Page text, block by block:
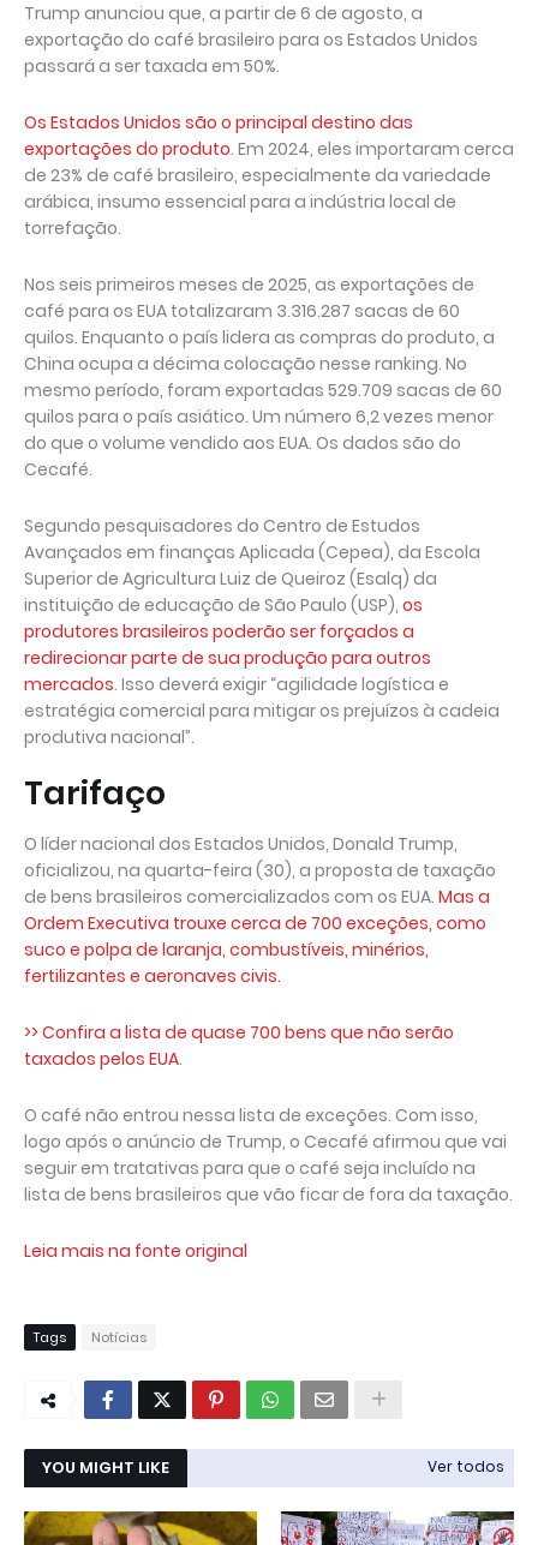
Trump anunciou que, a partir de 6 de agosto, a
exportação do café brasileiro para os Estados Unidos
passará a ser taxada em 50%.
Os Estados Unidos são o principal destino das
exportações do produto. Em 2024, eles importaram cerca
de 23% de café brasileiro, especialmente da variedade
arábica, insumo essencial para a indústria local de
torrefação.
Nos seis primeiros meses de 2025, as exportações de
café para os EUA totalizaram 3.316.287 sacas de 60
quilos. Enquanto o país lidera as compras do produto, a
China ocupa a décima colocação nesse ranking. No
mesmo período, foram exportadas 529.709 sacas de 60
quilos para o país asiático. Um número 6,2 vezes menor
do que o volume vendido aos EUA. Os dados são do
Cecafé.
Segundo pesquisadores do Centro de Estudos
Avançados em finanças Aplicada (Cepea), da Escola
Superior de Agricultura Luiz de Queiroz (Esalq) da
instituição de educação de São Paulo (USP), os
produtores brasileiros poderão ser forçados a
redirecionar parte de sua produção para outros
mercados. Isso deverá exigir “agilidade logística e
estratégia comercial para mitigar os prejuízos à cadeia
produtiva nacional”.
Tarifaço
O líder nacional dos Estados Unidos, Donald Trump,
oficializou, na quarta-feira (30), a proposta de taxação
de bens brasileiros comercializados com os EUA. Mas a
Ordem Executiva trouxe cerca de 700 exceções, como
suco e polpa de laranja, combustíveis, minérios,
fertilizantes e aeronaves civis.
>> Confira a lista de quase 700 bens que não serão
taxados pelos EUA.
O café não entrou nessa lista de exceções. Com isso,
logo após o anúncio de Trump, o Cecafé afirmou que vai
seguir em tratativas para que o café seja incluído na
lista de bens brasileiros que vão ficar de fora da taxação.
Leia mais na fonte original
Tags Notícias
YOU MIGHT LIKE Ver todos